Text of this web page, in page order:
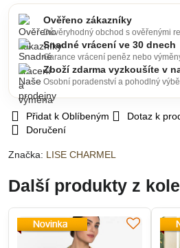
Přidat k Oblíbeným Dotaz k
Doručení
Značka: LISE CHARMEL
Ověřeno zákazníky
Důvěryhodný obchod s ověřenými
Snadné vrácení ve 30 dnech
Garance vrácení peněz nebo
Zboží zdarma vyzkoušíte v
Osobní poradenství a pohodlný
Další produkty z